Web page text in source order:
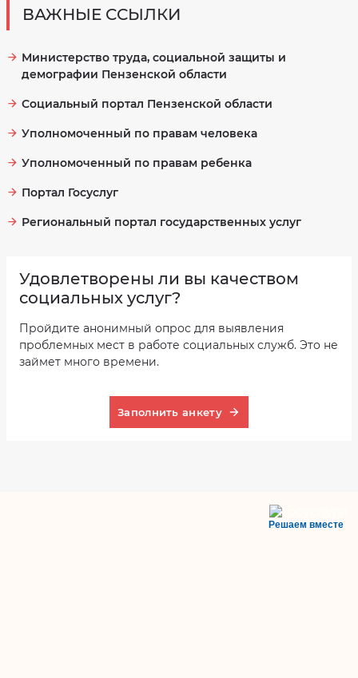
ВАЖНЫЕ ССЫЛКИ
Министерство труда, социальной защиты и
демографии Пензенской области
Социальный портал Пензенской области
Уполномоченный по правам человека
Уполномоченный по правам ребенка
Портал Госуслуг
Региональный портал государственных услуг
Удовлетворены ли вы качеством
социальных услуг?
Пройдите анонимный опрос для выявления
проблемных мест в работе социальных служб. Это не
займет много времени.
Заполнить анкету
Решаем вместе